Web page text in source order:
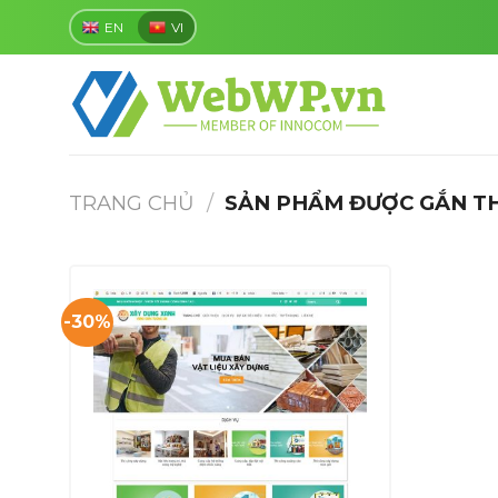
EN VI
TRANG CHỦ / SẢN PHẨM ĐƯỢC GẮN
-30%